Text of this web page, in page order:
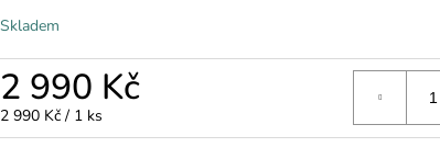
Skladem
2 990 Kč
Měrná
cena:
2 990 Kč / 1 ks